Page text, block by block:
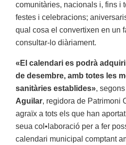
comunitàries, nacionals i, fins i
festes i celebracions;
qual cosa el convertixen en un
consultar-lo diàriament.
«El calendari es podrà
de desembre, amb totes les
sanitàries establides»,
Aguilar, regidora de Patrimoni
agraïx a tots els que han
seua col•laboració per a fer
calendari municipal comptant